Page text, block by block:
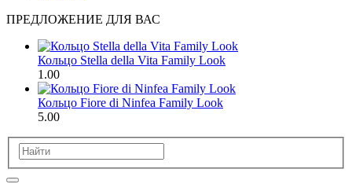
ПРЕДЛОЖЕНИЕ ДЛЯ ВАС
Кольцо Stella della Vita Family Look
1.00
Кольцо Fiore di Ninfea Family Look
5.00